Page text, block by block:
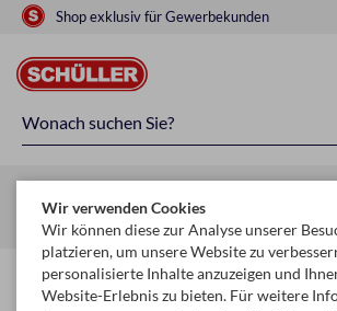
Shop exklusiv für Gewerbekunden
Geschenktaschen Premium
Geschenktaschen
Wir verwenden Cookies
Wir können diese zur Analyse unserer
platzieren, um unsere Website zu
personalisierte Inhalte anzuzeigen und
Website-Erlebnis zu bieten. Für weitere